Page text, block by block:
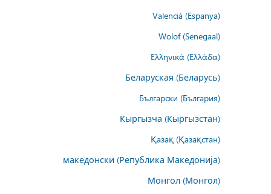
Valencià (Espanya)
Wolof (Senegaal)
Ελληνικά (Ελλάδα)
Беларуская (Беларусь)
Български (България)
Кыргызча (Кыргызстан)
Қазақ (Қазақстан)
македонски (Република Македонија)
Монгол (Монгол)